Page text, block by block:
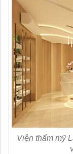
Viện thẩm mỹ